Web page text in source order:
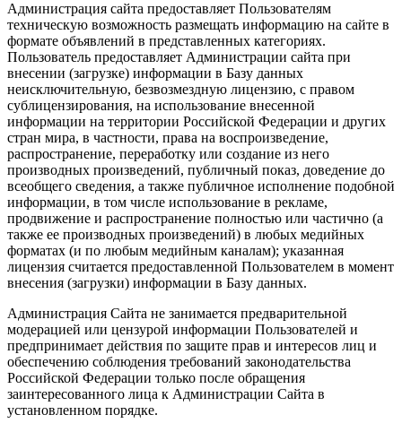
Администрация сайта предоставляет Пользователям
техническую возможность размещать информацию на сайте в
формате объявлений в представленных категориях.
Пользователь предоставляет Администрации сайта при
внесении (загрузке) информации в Базу данных
неисключительную, безвозмездную лицензию, с правом
сублицензирования, на использование внесенной
информации на территории Российской Федерации и других
стран мира, в частности, права на воспроизведение,
распространение, переработку или создание из него
производных произведений, публичный показ, доведение до
всеобщего сведения, а также публичное исполнение подобной
информации, в том числе использование в рекламе,
продвижение и распространение полностью или частично (а
также ее производных произведений) в любых медийных
форматах (и по любым медийным каналам); указанная
лицензия считается предоставленной Пользователем в момент
внесения (загрузки) информации в Базу данных.
Администрация Сайта не занимается предварительной
модерацией или цензурой информации Пользователей и
предпринимает действия по защите прав и интересов лиц и
обеспечению соблюдения требований законодательства
Российской Федерации только после обращения
заинтересованного лица к Администрации Сайта в
установленном порядке.